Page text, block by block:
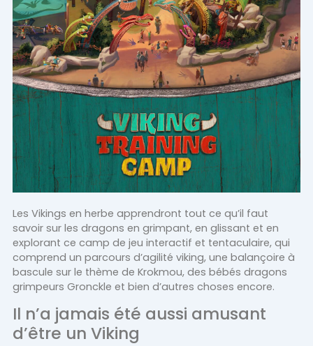
Les Vikings en herbe apprendront tout ce qu’il faut
savoir sur les dragons en grimpant, en glissant et en
explorant ce camp de jeu interactif et tentaculaire, qui
comprend un parcours d’agilité viking, une balançoire à
bascule sur le thème de Krokmou, des bébés dragons
grimpeurs Gronckle et bien d’autres choses encore.
Il n’a jamais été aussi amusant
d’être un Viking